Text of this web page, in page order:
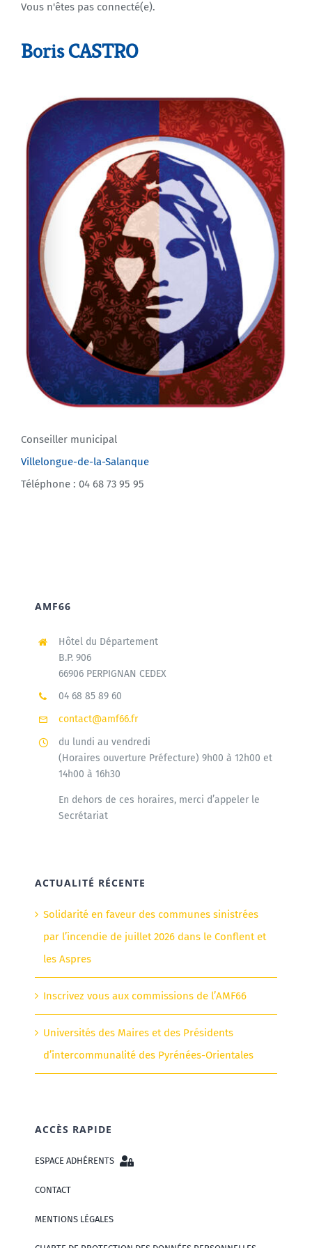
Agenda
Vous n'êtes pas connecté(e).
Boris CASTRO
Conseiller municipal
Villelongue-de-la-Salanque
Téléphone : 04 68 73 95 95
AMF66
Hôtel du Département
B.P. 906
66906 PERPIGNAN CEDEX
04 68 85 89 60
contact@amf66.fr
du lundi au vendredi
(Horaires ouverture Préfecture) 9h00 à 12h00 et
14h00 à 16h30
En dehors de ces horaires, merci d’appeler le
Secrétariat
ACTUALITÉ RÉCENTE
Solidarité en faveur des communes sinistrées
par l’incendie de juillet 2026 dans le Conflent et
les Aspres
Inscrivez vous aux commissions de l’AMF66
Universités des Maires et des Présidents
d’intercommunalité des Pyrénées-Orientales
ACCÈS RAPIDE
ESPACE ADHÉRENTS
CONTACT
MENTIONS LÉGALES